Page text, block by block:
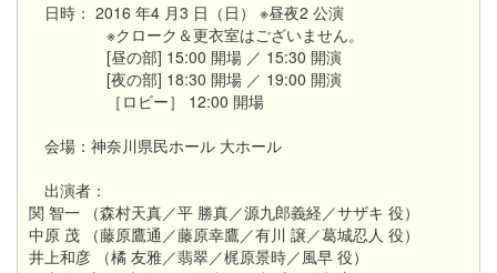
日時： 2016 年4 月3 日（日） ※昼夜2 公演
※クローク＆更衣室はございません。
[昼の部] 15:00 開場 ／ 15:30 開演
[夜の部] 18:30 開場 ／ 19:00 開演
［ロビー］ 12:00 開場
会場：神奈川県民ホール 大ホール
出演者：
関 智一 （森村天真／平 勝真／源九郎義経／サザキ 役）
中原 茂 （藤原鷹通／藤原幸鷹／有川 譲／葛城忍人 役）
井上和彦 （橘 友雅／翡翠／梶原景時／風早 役）